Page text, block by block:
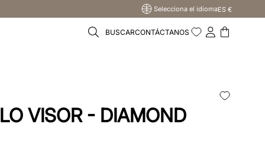
Selecciona el idiomaES €
BUSCARCONTÁCTANOS
VISOR - DIAMOND